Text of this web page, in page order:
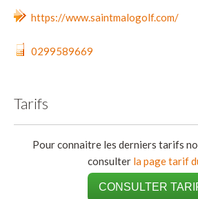
https://www.saintmalogolf.com/
0299589669
Tarifs
Pour connaitre les derniers tarifs
consulter la page tarif
CONSULTER